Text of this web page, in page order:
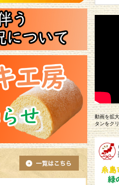
動画を拡
タンをク